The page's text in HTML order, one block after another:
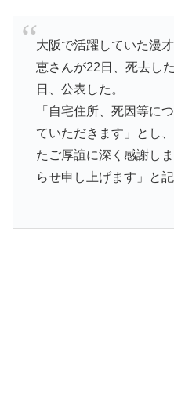
大阪で活躍していた漫
恵さんが22日、死去し
日、公表した。
「自宅住所、死因等に
ていただきます」とし
たご厚誼に深く感謝し
らせ申し上げます」と記